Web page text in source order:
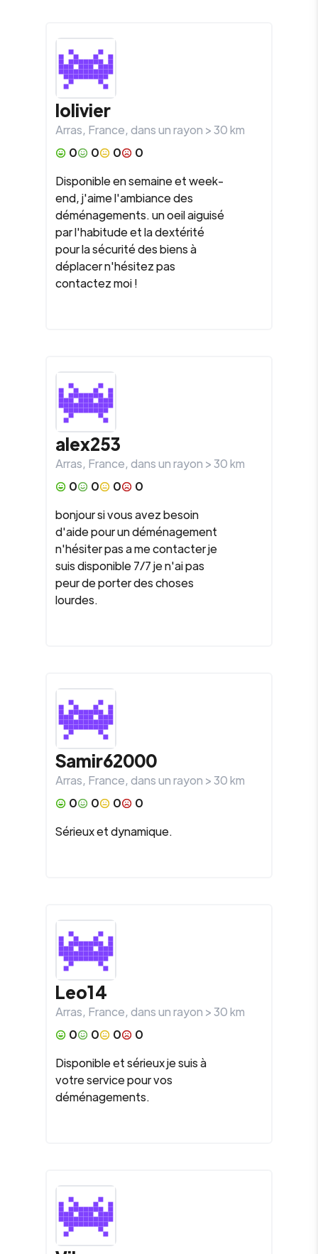
lolivier
Arras, France, dans un rayon >30km
0
0 0
0
Disponible en semaine et week-
end, j'aime l'ambiance des
déménagements. un oeil aiguisé
par l'habitude et la dextérité
pour la sécurité des biens à
déplacer n'hésitez pas
contactez moi !
alex253
Arras, France, dans un rayon >30km
0
0 0
0
bonjour si vous avez besoin
d'aide pour un déménagement
n'hésiter pas a me contacter je
suis disponible 7/7 je n'ai pas
peur de porter des choses
lourdes.
Samir62000
Arras, France, dans un rayon >30km
0
0 0
0
Sérieux et dynamique.
Leo14
Arras, France, dans un rayon >30km
0
0 0
0
Disponible et sérieux je suis à
votre service pour vos
déménagements.